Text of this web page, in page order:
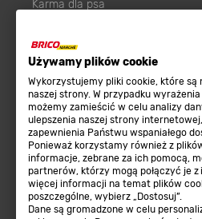
Używamy plików cookie
Wykorzystujemy pliki cookie, które
naszej strony. W przypadku
możemy zamieścić w celu analizy
ulepszenia naszej strony
zapewnienia Państwu wspaniałego
Ponieważ korzystamy również z
informacje, zebrane za ich pomocą,
partnerów, którzy mogą połączyć je
więcej informacji na temat plików
poszczególne, wybierz „Dostosuj”.
Dane są gromadzone w celu
Karma dla psa
Farby wewnętrzne białe
Elektryka
Panele
Elektronarzędzia
Płytki
Panele podłogowe
Płyty OSB/HDF
Grabie do ogrodu